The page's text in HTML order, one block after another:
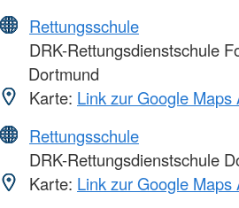
Rettungsschule
DRK-Rettungsdienstschule
Dortmund
Karte: Link zur Google Maps
Rettungsschule
DRK-Rettungsdienstschule
Karte: Link zur Google Maps